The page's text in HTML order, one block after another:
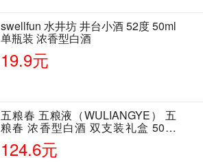
swellfun 水井坊 井台小酒 52度 50ml
单瓶装 浓香型白酒
19.9元
五粮春 五粮液（WULIANGYE） 五
粮春 浓香型白酒 双支装礼盒 50度
500ml*2瓶 含酒具
124.6元